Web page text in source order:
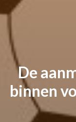
De
binnen